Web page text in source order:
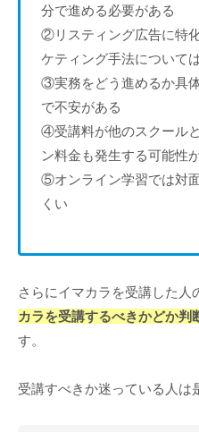
分で進める必要がある​
②リスティング広告に特
ケティング手法について
③実務をどう進めるか具
で不安がある
④受講料が他のスクール
ン料金も発生する可能性
⑤オンライン学習では対
くい
さらにイマカラを受講した人
カラを受講するべきかどか判
す。
受講すべきか迷っている人は